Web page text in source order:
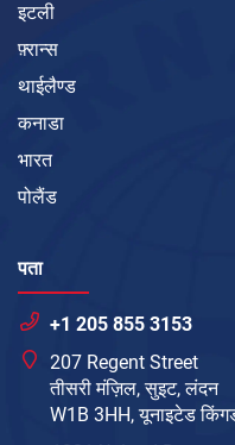
इटली
फ़्रान्स
थाईलैण्ड
कनाडा
भारत
पोलैंड
पता
+1 205 855 3153
207 Regent Street
तीसरी मंज़िल, सुइट, लंदन
W1B 3HH, यूनाइटेड